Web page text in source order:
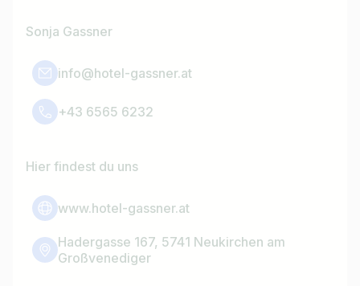
Sonja Gassner
info@hotel-gassner.at
+43 6565 6232
Hier findest du uns
www.hotel-gassner.at
Hadergasse 167, 5741 Neukirchen am
Großvenediger